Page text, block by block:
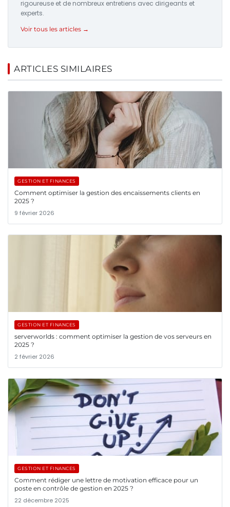
rigoureuse et de nombreux entretiens avec dirigeants et
experts.
Voir tous les articles →
ARTICLES SIMILAIRES
GESTION ET FINANCES
Comment optimiser la gestion des encaissements clients en
2025 ?
9 février 2026
GESTION ET FINANCES
serverworlds : comment optimiser la gestion de vos serveurs en
2025 ?
2 février 2026
GESTION ET FINANCES
Comment rédiger une lettre de motivation efficace pour un
poste en contrôle de gestion en 2025 ?
22 décembre 2025